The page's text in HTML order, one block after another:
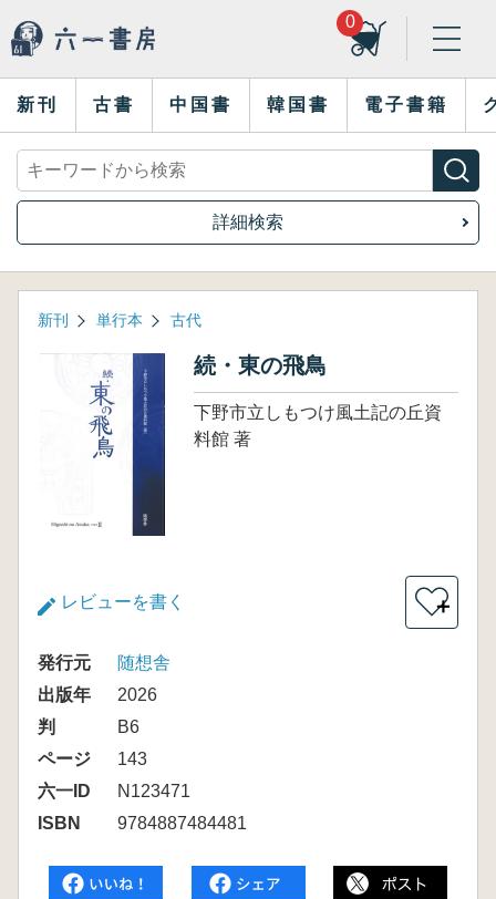
0
新刊 古書 中国書 韓国書 電子書籍
詳細検索
新刊 単行本 古代
続・東の飛鳥
下野市立しもつけ風土記の丘資
料館 著
レビューを書く ＋
発行元
随想舎
出版年
2026
判
B6
ページ
143
六一ID
N123471
ISBN
9784887484481